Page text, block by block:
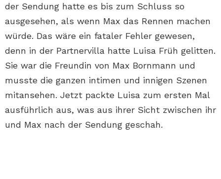
der Sendung hatte es bis zum Schluss so
ausgesehen, als wenn Max das Rennen machen
würde. Das wäre ein fataler Fehler gewesen,
denn in der Partnervilla hatte Luisa Früh gelitten.
Sie war die Freundin von Max Bornmann und
musste die ganzen intimen und innigen Szenen
mitansehen. Jetzt packte Luisa zum ersten Mal
ausführlich aus, was aus ihrer Sicht zwischen ihr
und Max nach der Sendung geschah.